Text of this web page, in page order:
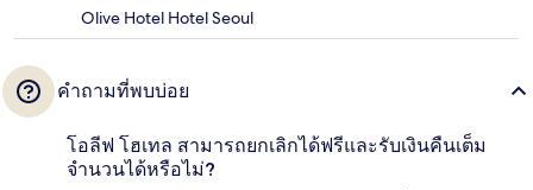
Olive Hotel Hotel Seoul
คำถามที่พบบ่อย
โอลีฟ โฮเทล สามารถยกเลิกได้ฟรีและรับเงินคืนเต็ม
จำนวนได้หรือไม่?